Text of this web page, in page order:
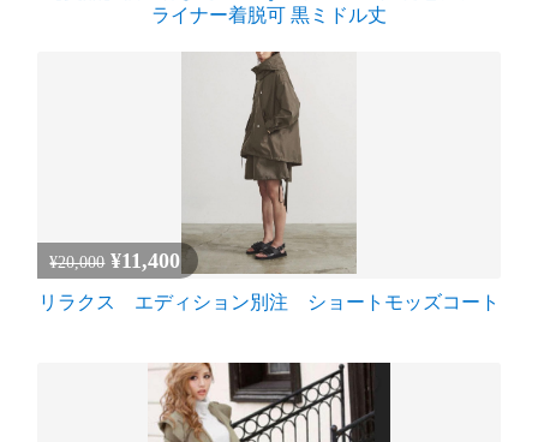
ライナー着脱可 黒ミドル丈
¥20,000 ¥11,400
リラクス エディション別注 ショートモッズコート